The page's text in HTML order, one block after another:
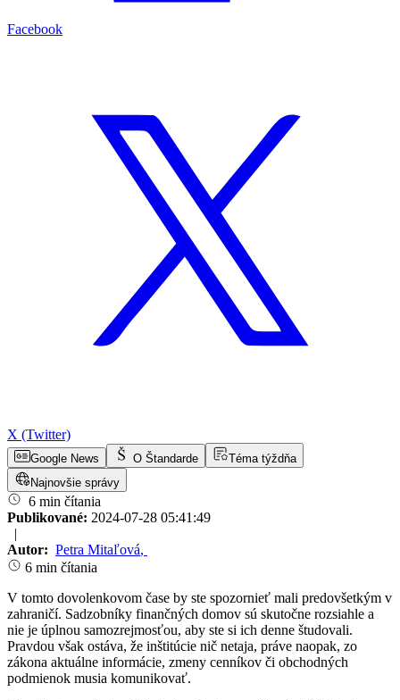
Facebook
X (Twitter)
Google News O Štandarde
Téma týždňa
Najnovšie správy
6 min čítania
Publikované: 2024-07-28 05:41:49
|
Autor: Petra Mitaľová,
6 min čítania
V tomto dovolenkovom čase by ste spozornieť mali predovšetkým v
zahraničí. Sadzobníky finančných domov sú skutočne rozsiahle a
nie je úplnou samozrejmosťou, aby ste si ich denne študovali.
Pravdou však ostáva, že inštitúcie nič netaja, práve naopak, zo
zákona aktuálne informácie, zmeny cenníkov či obchodných
podmienok musia komunikovať.